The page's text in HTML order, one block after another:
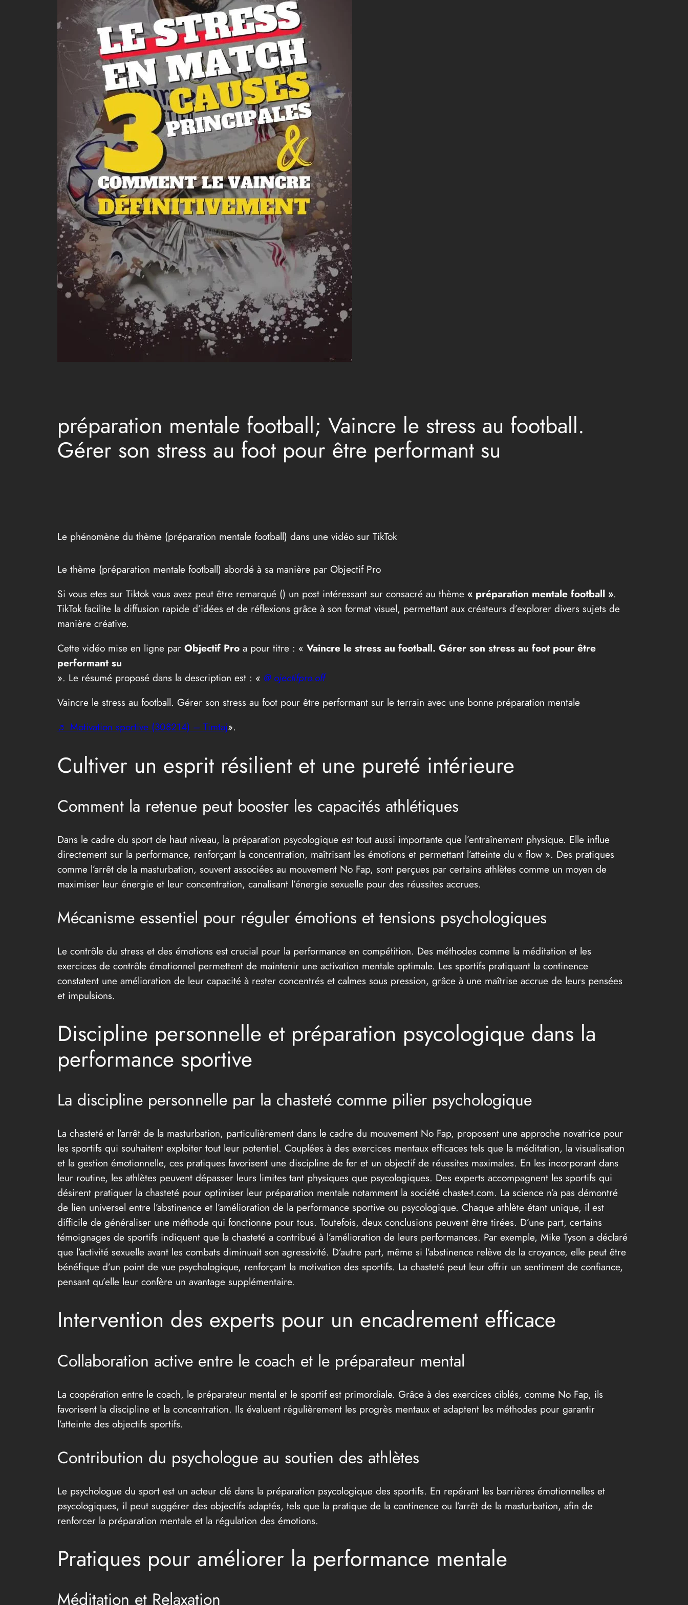
préparation mentale football; Vaincre le stress au football.
Gérer son stress au foot pour être performant su
Le phénomène du thème (préparation mentale football) dans une vidéo sur TikTok
Le thème (préparation mentale football) abordé à sa manière par Objectif Pro
Si vous etes sur Tiktok vous avez peut être remarqué () un post intéressant sur consacré au thème « préparation mentale football ».
TikTok facilite la diffusion rapide d’idées et de réflexions grâce à son format visuel, permettant aux créateurs d’explorer divers sujets de
manière créative.
Cette vidéo mise en ligne par Objectif Pro a pour titre : « Vaincre le stress au football. Gérer son stress au foot pour être
performant su
». Le résumé proposé dans la description est : « @ ojectifpro.off
Vaincre le stress au football. Gérer son stress au foot pour être performant sur le terrain avec une bonne préparation mentale
♬ Motivation sportive (308214) – Timtaj».
Cultiver un esprit résilient et une pureté intérieure
Comment la retenue peut booster les capacités athlétiques
Dans le cadre du sport de haut niveau, la préparation psycologique est tout aussi importante que l’entraînement physique. Elle influe
directement sur la performance, renforçant la concentration, maîtrisant les émotions et permettant l’atteinte du « flow ». Des pratiques
comme l’arrêt de la masturbation, souvent associées au mouvement No Fap, sont perçues par certains athlètes comme un moyen de
maximiser leur énergie et leur concentration, canalisant l’énergie sexuelle pour des réussites accrues.
Mécanisme essentiel pour réguler émotions et tensions psychologiques
Le contrôle du stress et des émotions est crucial pour la performance en compétition. Des méthodes comme la méditation et les
exercices de contrôle émotionnel permettent de maintenir une activation mentale optimale. Les sportifs pratiquant la continence
constatent une amélioration de leur capacité à rester concentrés et calmes sous pression, grâce à une maîtrise accrue de leurs pensées
et impulsions.
Discipline personnelle et préparation psycologique dans la
performance sportive
La discipline personnelle par la chasteté comme pilier psychologique
La chasteté et l’arrêt de la masturbation, particulièrement dans le cadre du mouvement No Fap, proposent une approche novatrice pour
les sportifs qui souhaitent exploiter tout leur potentiel. Couplées à des exercices mentaux efficaces tels que la méditation, la visualisation
et la gestion émotionnelle, ces pratiques favorisent une discipline de fer et un objectif de réussites maximales. En les incorporant dans
leur routine, les athlètes peuvent dépasser leurs limites tant physiques que psycologiques. Des experts accompagnent les sportifs qui
désirent pratiquer la chasteté pour optimiser leur préparation mentale notamment la société chaste-t.com. La science n’a pas démontré
de lien universel entre l’abstinence et l’amélioration de la performance sportive ou psycologique. Chaque athlète étant unique, il est
difficile de généraliser une méthode qui fonctionne pour tous. Toutefois, deux conclusions peuvent être tirées. D’une part, certains
témoignages de sportifs indiquent que la chasteté a contribué à l’amélioration de leurs performances. Par exemple, Mike Tyson a déclaré
que l’activité sexuelle avant les combats diminuait son agressivité. D’autre part, même si l’abstinence relève de la croyance, elle peut être
bénéfique d’un point de vue psychologique, renforçant la motivation des sportifs. La chasteté peut leur offrir un sentiment de confiance,
pensant qu’elle leur confère un avantage supplémentaire.
Intervention des experts pour un encadrement efficace
Collaboration active entre le coach et le préparateur mental
La coopération entre le coach, le préparateur mental et le sportif est primordiale. Grâce à des exercices ciblés, comme No Fap, ils
favorisent la discipline et la concentration. Ils évaluent régulièrement les progrès mentaux et adaptent les méthodes pour garantir
l’atteinte des objectifs sportifs.
Contribution du psychologue au soutien des athlètes
Le psychologue du sport est un acteur clé dans la préparation psycologique des sportifs. En repérant les barrières émotionnelles et
psycologiques, il peut suggérer des objectifs adaptés, tels que la pratique de la continence ou l’arrêt de la masturbation, afin de
renforcer la préparation mentale et la régulation des émotions.
Pratiques pour améliorer la performance mentale
Méditation et Relaxation